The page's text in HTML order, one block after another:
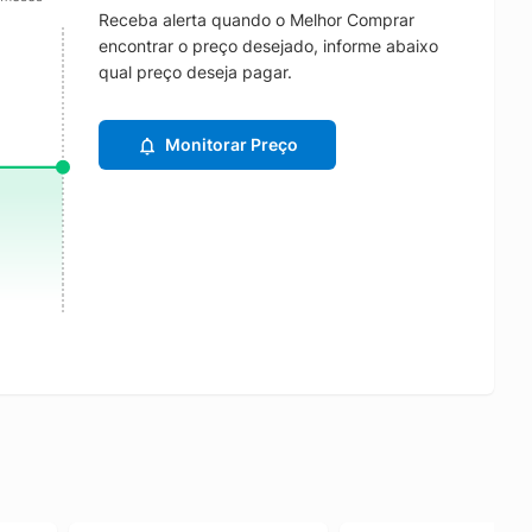
Receba alerta quando o Melhor Comprar
encontrar o preço desejado, informe abaixo
qual preço deseja pagar.
Monitorar Preço